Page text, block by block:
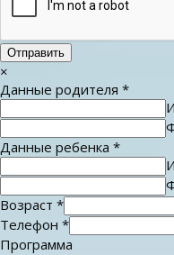
Отправить
×
Данные родителя *
Данные ребенка *
Возраст *
Телефон *
Программа